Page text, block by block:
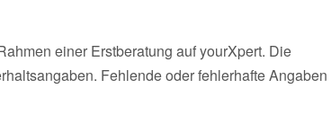
einer Erstberatung auf yourXpert. Die
Fehlende oder fehlerhafte Angaben